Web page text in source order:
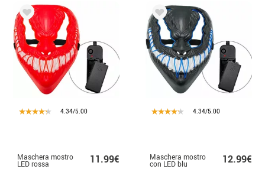
4.34/5.00
Maschera mostro
LED rossa 11.99€
4.34/5.00
Maschera mostro
con LED blu 12.99€